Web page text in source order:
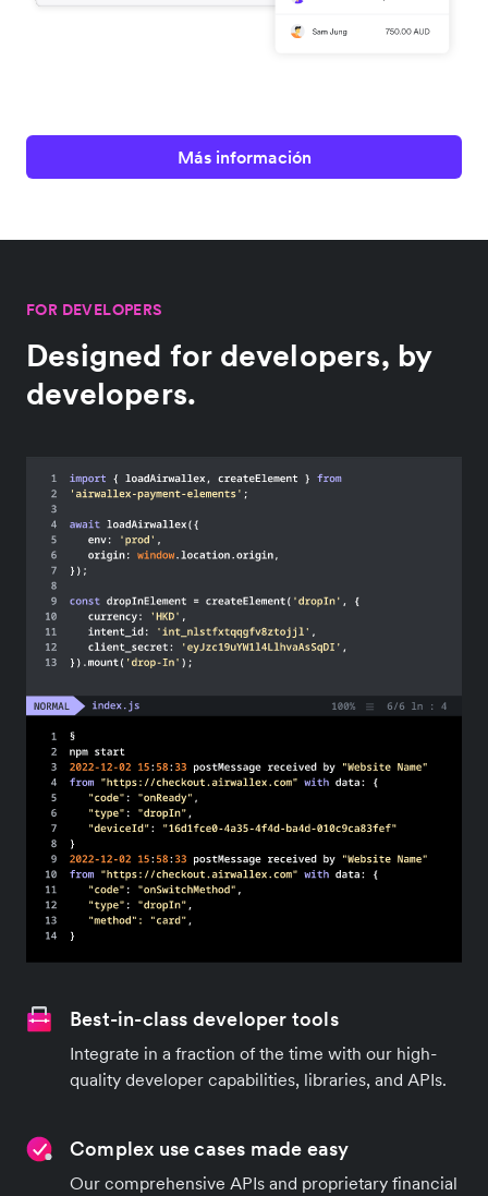
Más información
FOR DEVELOPERS
Designed for developers, by
developers.
Best-in-class developer tools
Integrate in a fraction of the time with our high-
quality developer capabilities, libraries, and APIs.
Complex use cases made easy
Our comprehensive APIs and proprietary financial